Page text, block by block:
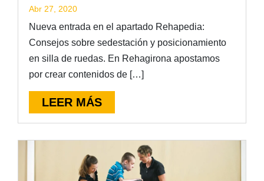
Abr 27, 2020
Nueva entrada en el apartado Rehapedia:
Consejos sobre sedestación y posicionamiento
en silla de ruedas. En Rehagirona apostamos
por crear contenidos de […]
LEER MÁS